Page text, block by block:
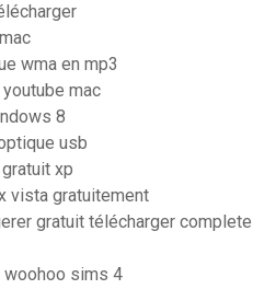
wma en mp3
mac
8
usb
xp
vista gratuitement
gratuit télécharger complete
sims 4